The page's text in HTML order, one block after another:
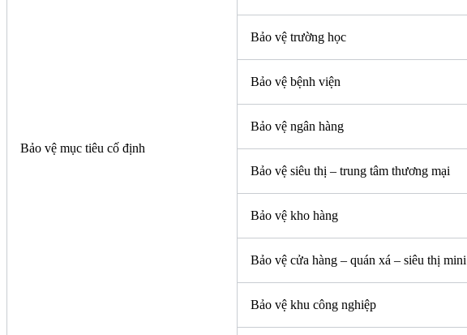
Bảo vệ mục tiêu cố định
Bảo vệ trường học
Bảo vệ bệnh viện
Bảo vệ ngân hàng
Bảo vệ siêu thị – trung tâm thương mại
Bảo vệ kho hàng
Bảo vệ cửa hàng – quán xá – siêu thị mini
Bảo vệ khu công nghiệp